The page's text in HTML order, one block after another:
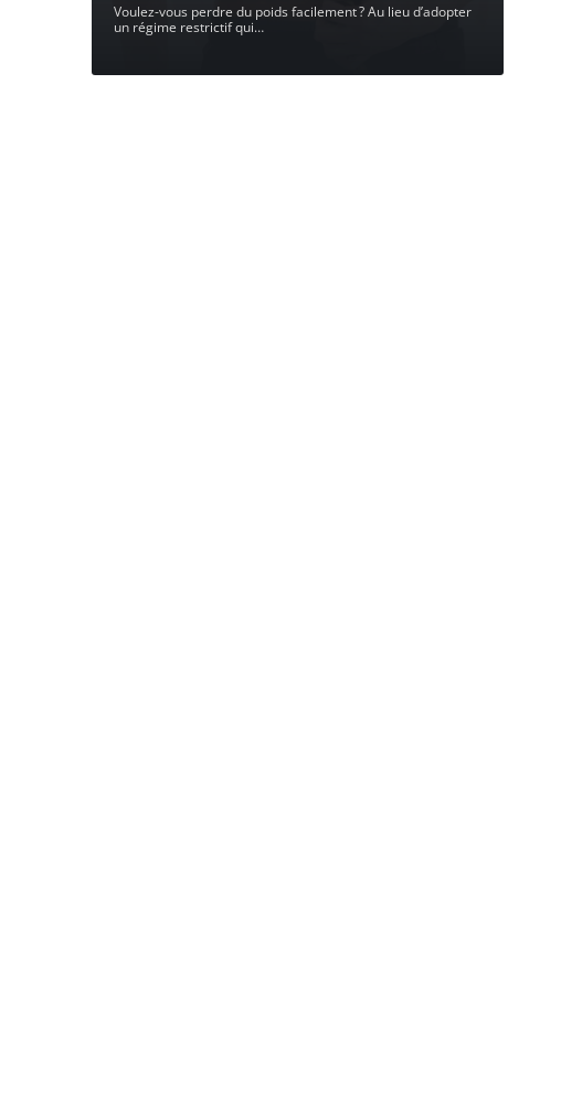
Voulez-vous perdre du poids facilement ? Au lieu d’adopter
un régime restrictif qui…